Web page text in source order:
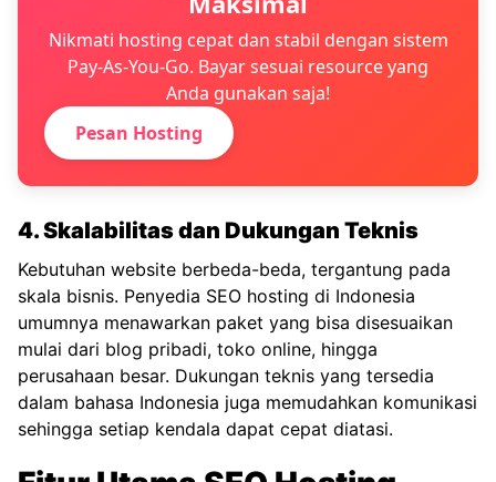
Nikmati hosting cepat dan stabil dengan sistem
Pay-As-You-Go. Bayar sesuai resource yang
Anda gunakan saja!
Pesan Hosting
4. Skalabilitas dan Dukungan Teknis
Kebutuhan website berbeda-beda, tergantung pada
skala bisnis. Penyedia SEO hosting di Indonesia
umumnya menawarkan paket yang bisa disesuaikan
mulai dari blog pribadi, toko online, hingga
perusahaan besar. Dukungan teknis yang tersedia
dalam bahasa Indonesia juga memudahkan komunikasi
sehingga setiap kendala dapat cepat diatasi.